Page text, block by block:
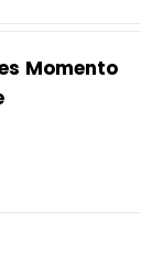
Momento